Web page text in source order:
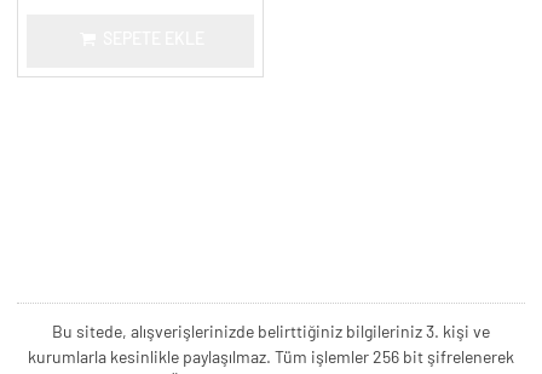
Bu sitede, alışverişlerinizde belirttiğiniz bilgileriniz 3. kişi ve
kurumlarla kesinlikle paylaşılmaz. Tüm işlemler 256 bit şifrelenerek